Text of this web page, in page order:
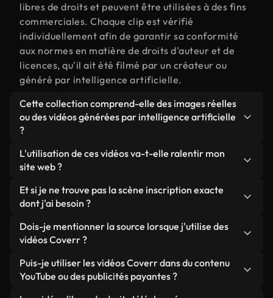
libres de droits et peuvent être utilisées à des fins
commerciales. Chaque clip est vérifié
individuellement afin de garantir sa conformité
aux normes en matière de droits d'auteur et de
licences, qu'il ait été filmé par un créateur ou
généré par intelligence artificielle.
Cette collection comprend-elle des images réelles
ou des vidéos générées par intelligence artificielle
?
Les deux. Il s'agit d'une bibliothèque hybride
composée de véritables images filmées par des
générées par IA. Chaque vidéo est clairement
identifiée afin que vous sachiez toujours ce que
vous utilisez.
L'utilisation de ces vidéos va-t-elle ralentir mon
site web ?
Sauf si vous choisissez nos versions optimisées.
Nous proposons des formats légers, prêts pour le
ils conservent une qualité élevée tout en
minimisant les temps de chargement et en
améliorant des indicateurs comme le LCP.
Et si je ne trouve pas la scène inscription exacte
dont j'ai besoin ?
Vous pouvez en créer une instantanément avec
Coverr AI Studio. Il vous suffit de décrire la scène,
le Studio générera en quelques secondes une vidéo
personnalisée conforme à nos normes de licence.
Dois-je mentionner la source lorsque j'utilise des
vidéos Coverr ?
Aucune attribution n'est requise. Toutes les vidéos
de notre bibliothèque sont libres de droits et
Puis-je utiliser les vidéos Coverr dans du contenu
YouTube ou des publicités payantes ?
Oui. Toutes les séquences vidéo de Coverr peuvent